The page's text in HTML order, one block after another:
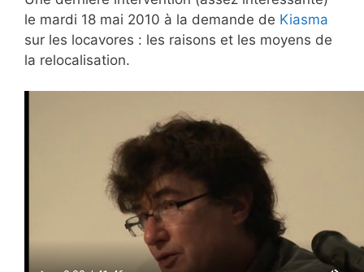
le mardi 18 mai 2010 à la demande de Kiasma
sur les locavores : les raisons et les moyens de
la relocalisation.